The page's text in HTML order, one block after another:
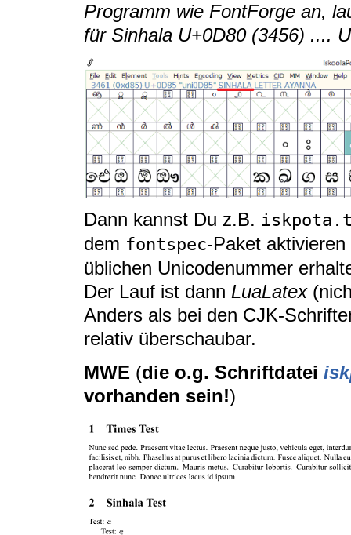
Programm wie FontForge an,
für Sinhala U+0D80 (3456) ....
Dann kannst Du z.B.
dem fontspec-Paket
üblichen Unicodenummer
Der Lauf ist dann LuaLatex
Anders als bei den CJK-
relativ überschaubar.
MWE (die o.g. Schriftdatei
vorhanden sein!)